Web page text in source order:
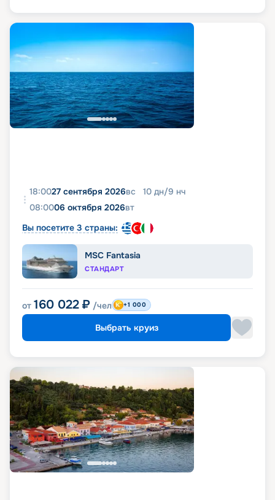
18:0027 сентября 2026вс 10 дн/9 нч
08:0006 октября 2026вт
Вы посетите 3 страны:
MSC Fantasia
СТАНДАРТ
от 160 022 ₽ /чел +1 000
Выбрать круиз